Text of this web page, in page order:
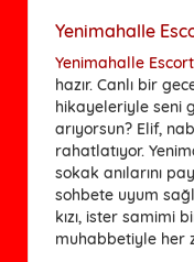
Yenimahalle
Yenimahalle Escort
hazır. Canlı bir
hikayeleriyle seni
arıyorsun? Elif,
rahatlatıyor.
sokak anılarını
sohbete uyum
kızı, ister samimi
muhabbetiyle her